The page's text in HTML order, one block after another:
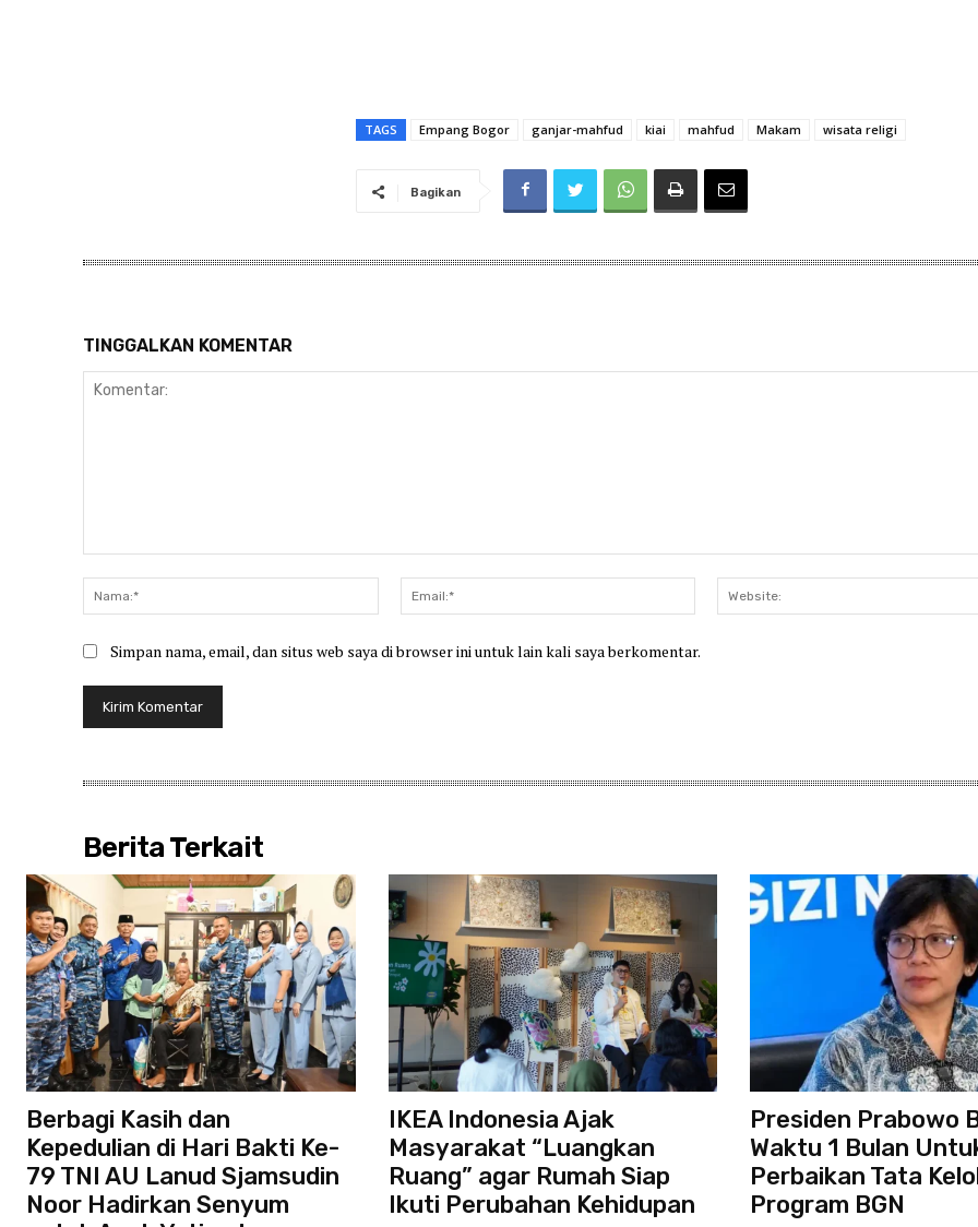
TAGS Empang Bogor ganjar-mahfud kiai mahfud Makam wisata religi
Bagikan
TINGGALKAN KOMENTAR
Nama:*
Email:*
Simpan nama, email, dan situs web saya di browser ini untuk lain kali saya berkomentar.
Berita Terkait
Berbagi Kasih dan
Kepedulian di Hari Bakti Ke-
79 TNI AU Lanud Sjamsudin
Noor Hadirkan Senyum
IKEA Indonesia Ajak
Masyarakat “Luangkan
Ruang” agar Rumah Siap
Ikuti Perubahan Kehidupan
Presiden Prabowo
Waktu 1 Bulan
Perbaikan Tata
Program BGN